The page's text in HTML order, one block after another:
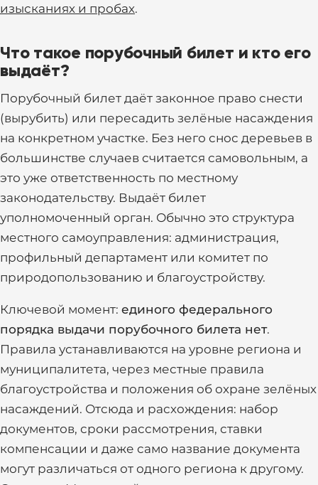
изысканиях и пробах.
Что такое порубочный билет и кто его
выдаёт?
Порубочный билет даёт законное право снести
(вырубить) или пересадить зелёные насаждения
на конкретном участке. Без него снос деревьев в
большинстве случаев считается самовольным, а
это уже ответственность по местному
законодательству. Выдаёт билет
уполномоченный орган. Обычно это структура
местного самоуправления: администрация,
профильный департамент или комитет по
природопользованию и благоустройству.
Ключевой момент: единого федерального
порядка выдачи порубочного билета нет.
Правила устанавливаются на уровне региона и
муниципалитета, через местные правила
благоустройства и положения об охране зелёных
насаждений. Отсюда и расхождения: набор
документов, сроки рассмотрения, ставки
компенсации и даже само название документа
могут различаться от одного региона к другому.